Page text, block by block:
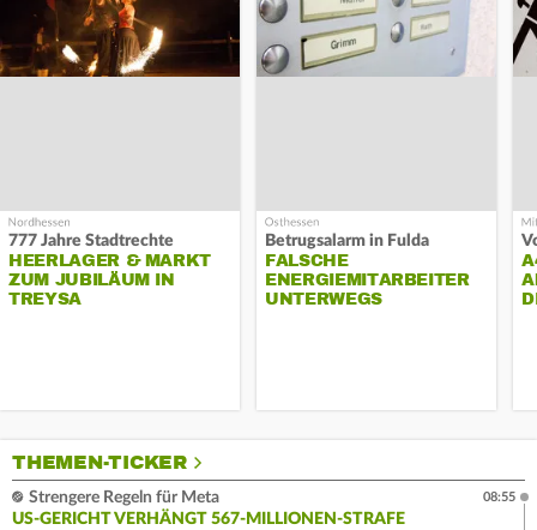
777 Jahre Stadtrechte
HEERLAGER & MARKT
ZUM JUBILÄUM IN
TREYSA
Betrugsalarm in Fulda
FALSCHE
ENERGIEMITARBEITER
UNTERWEGS
THEMEN-TICKER
Strengere Regeln für Meta
US-GERICHT VERHÄNGT 567-MILLIONEN-STRAFE
08:55